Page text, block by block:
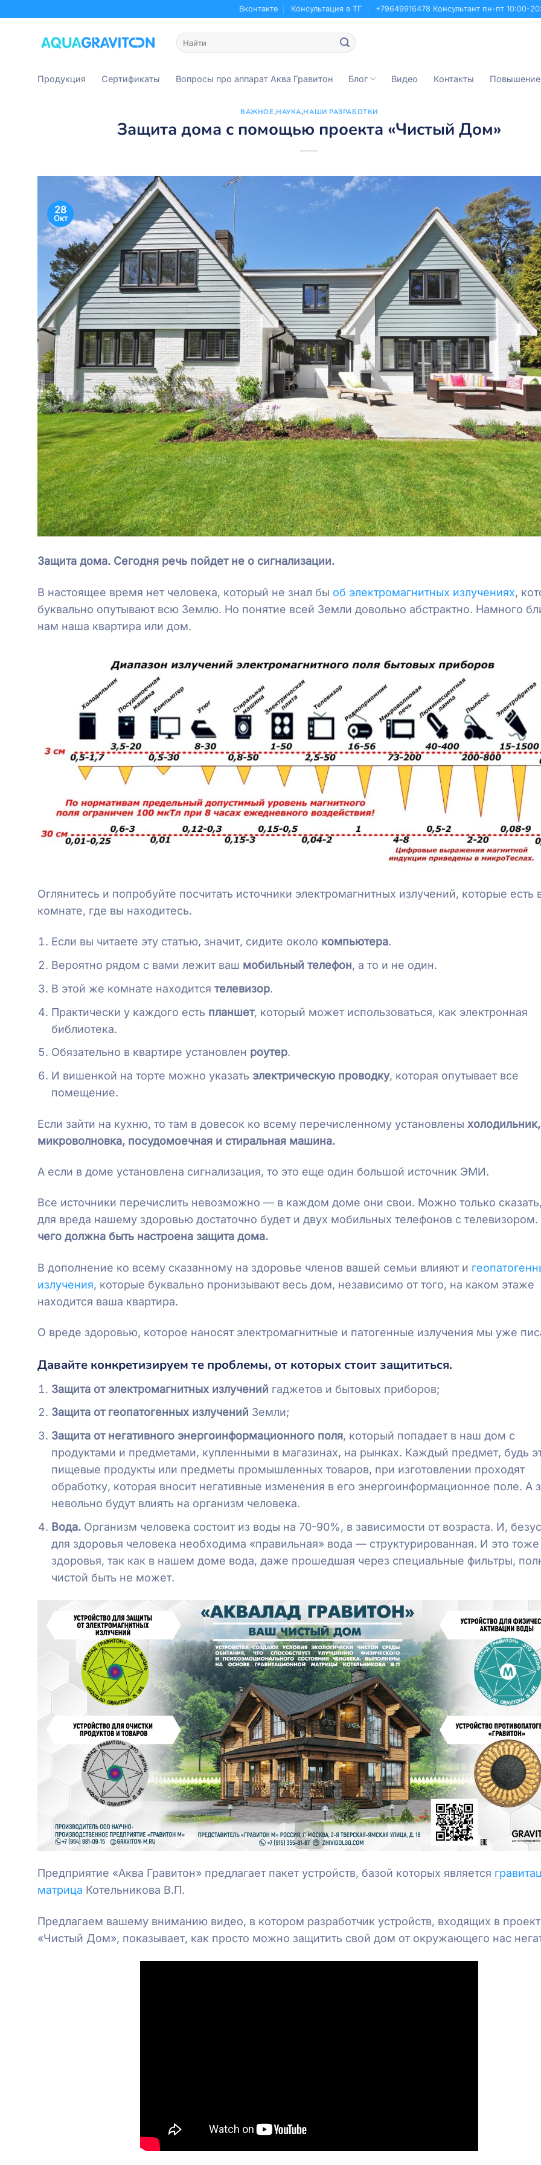
to
Вконтакте Консультация в ТГ +79649916478 Консультант пн-пт 10:00-
Искать:
Продукция Сертификаты Вопросы про аппарат Аква Гравитон Блог Видео Контакты
ВАЖНОЕ,НАУКА,НАШИ РАЗРАБОТКИ
Защита дома с помощью проекта «Чистый Дом»
28
Окт
Защита дома. Сегодня речь пойдет не о сигнализации.
В настоящее время нет человека, который не знал бы об электромагнитных излучениях,
буквально опутывают всю Землю. Но понятие всей Земли довольно абстрактно. Намного
нам наша квартира или дом.
Оглянитесь и попробуйте посчитать источники электромагнитных излучений, которые есть
комнате, где вы находитесь.
Если вы читаете эту статью, значит, сидите около компьютера.
Вероятно рядом с вами лежит ваш мобильный телефон, а то и не один.
В этой же комнате находитсятелевизор.
Практически у каждого есть планшет, который может использоваться, как электронная
библиотека.
Обязательно в квартире установлен роутер.
И вишенкой на торте можно указать электрическую проводку, которая опутывает все
помещение.
Если зайти на кухню, то там в довесок ко всему перечисленному установлены холодильник,
микроволновка, посудомоечная и стиральная машина.
А если в доме установлена сигнализация, то это еще один большой источник ЭМИ.
Все источники перечислить невозможно — в каждом доме они свои. Можно только
для вреда нашему здоровью достаточно будет и двух мобильных телефонов с телевизором.
чего должна быть настроена защита дома.
В дополнение ко всему сказанному на здоровье членов вашей семьи влияют и
излучения, которые буквально пронизывают весь дом, независимо от того, на каком этаже
находится ваша квартира.
О вреде здоровью, которое наносят электромагнитные и патогенные излучения мы уже
Давайте конкретизируем те проблемы, от которых стоит защититься.
Защита от электромагнитных излучений гаджетов и бытовых приборов;
Защита от геопатогенных излучений Земли;
Защита от негативного энергоинформационного поля, который попадает в наш дом с
продуктами и предметами, купленными в магазинах, на рынках. Каждый предмет, будь
пищевые продукты или предметы промышленных товаров, при изготовлении проходят
обработку, которая вносит негативные изменения в его энергоинформационное поле. А
невольно будут влиять на организм человека.
Вода. Организм человека состоит из воды на 70-90%, в зависимости от возраста. И,
для здоровья человека необходима «правильная» вода — структурированная. И это
здоровья, так как в нашем доме вода, даже прошедшая через специальные фильтры,
чистой быть не может.
Предприятие «Аква Гравитон» предлагает пакет устройств, базой которых является
матрица Котельникова В.П.
Предлагаем вашему вниманию видео, в котором разработчик устройств, входящих в проект
«Чистый Дом», показывает, как просто можно защитить свой дом от окружающего нас